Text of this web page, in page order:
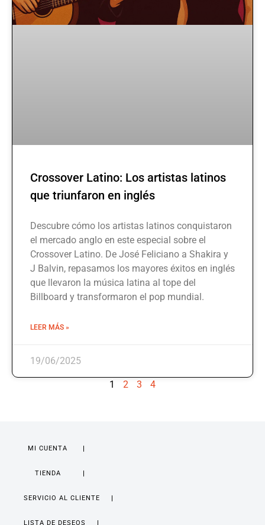
Crossover Latino: Los artistas latinos
que triunfaron en inglés
Descubre cómo los artistas latinos conquistaron
el mercado anglo en este especial sobre el
Crossover Latino. De José Feliciano a Shakira y
J Balvin, repasamos los mayores éxitos en inglés
que llevaron la música latina al tope del
Billboard y transformaron el pop mundial.
LEER MÁS »
19/06/2025
1 2 3 4
MI CUENTA
TIENDA
SERVICIO AL CLIENTE
LISTA DE DESEOS